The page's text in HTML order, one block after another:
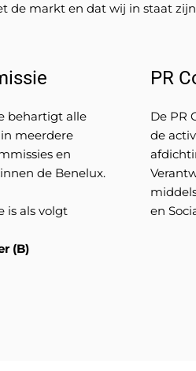
de markt en dat wij in staat
behartigt alle
meerdere
en
de Benelux.
is als volgt
(B)
PR
De PR
de
en